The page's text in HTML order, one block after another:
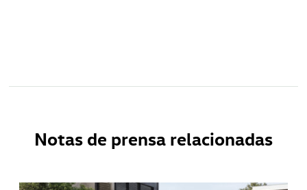
Notas de prensa relacionadas